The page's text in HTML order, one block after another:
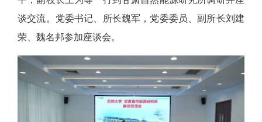
谈交流。党委书记、所长魏军，党委委员、副所长刘建
荣、魏名邦参加座谈会。